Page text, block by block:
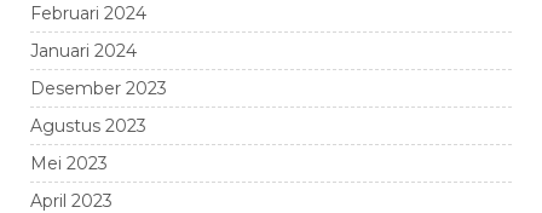
Februari 2024
Januari 2024
Desember 2023
Agustus 2023
Mei 2023
April 2023